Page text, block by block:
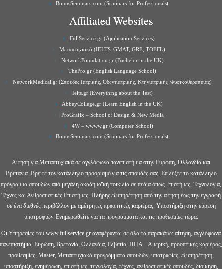
BonusSeminars.com (Seminars for Professionals)
Affiliated Websites
FullService.gr (Application Services)
Μεταπτυχιακά (IELTS, GMAT, GRE, TOEFL)
NetworkFoundation.gr (Bachelor in the UK)
ThePro.gr (English Language School)
NetworkMedical.gr (Σπουδές Ιατρικής, Οδοντιατρικής, Κτηνιατρικής, Φυσικοθεραπείας)
Ielts.gr (Everything about the Test)
AbbeyCollege.gr (Learn English in the UK)
ProGrafix – School of Design & New Media
4W – wwww.gr (Computer School)
BonusSeminars.com (Seminars for Professionals)
Αίτηση για Μεταπτυχιακά σε αγγλόφωνα πανεπιστήμια στην Ευρώπη, Ολλανδία και
Βρετανία. Βρείτε τον κατάλληλο προορισμό για τις σπουδές σας. Επιλέξτε το κατάλληλο
πρόγραμμα σπουδών από μεγάλη ακαδημαϊκή ποικιλία σε πεδία όπως Επιστήμες, Τεχνολογία,
Τέχνες και Ανθρωπιστικές Επιστήμες. Πλήρης εξυπηρέτηση από την αίτηση έως την εγγραφή
σε ένα διεθνές περιβάλλον με αμέτρητες προοπτικές καριέρας. Υποστήριξη στην εύρεση
υποτροφιών. Ενημερωθείτε για τα προγράμματα και τις προθεσμίες τώρα.
Οι Υπηρεσίες του www.fullservice.gr αναφέρονται σε όλα τα παρακάτω: αίτηση, αγγλόφωνα
πανεπιστήμια, Ευρώπη, Βρετανία, Ολλανδία, Ελβετία, ΗΠΑ – Αμερική, προοπτικές καριέρας,
προθεσμίες, Master, Μεταπτυχιακά προγράμματα σπουδών, υποτροφίες, εξυπηρέτηση,
υποστήριξη, ενημέρωση, επιστήμες, τεχνολογία, τέχνες, ανθρωπιστικές σπουδές, διοίκηση,